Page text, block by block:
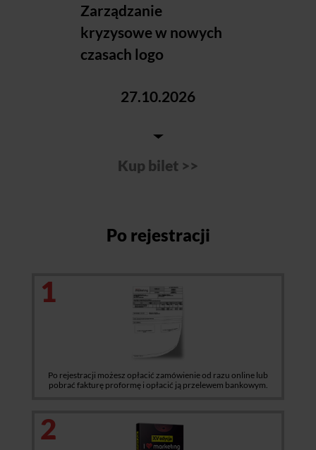
Po rejestracji
1
Po rejestracji możesz opłacić zamówienie od razu online lub
pobrać fakturę proformę i opłacić ją przelewem bankowym.
2